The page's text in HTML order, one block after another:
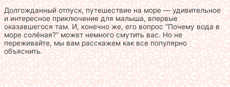
Долгожданный отпуск, путешествие на море — удивительное
и интересное приключение для малыша, впервые
оказавшегося там. И, конечно же, его вопрос “Почему вода в
море солёная?” может немного смутить вас. Но не
переживайте, мы вам расскажем как все популярно
объяснить.